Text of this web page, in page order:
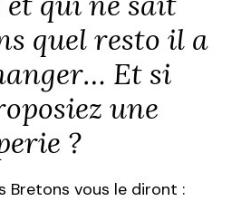
quel resto il a
Et si
une
?
Bretons vous le diront :